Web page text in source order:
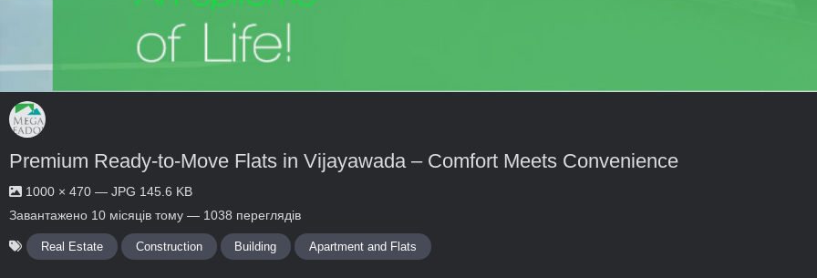
Premium Ready-to-Move Flats in Vijayawada – Comfort Meets Convenience
1000 × 470 — JPG 145.6 KB
Завантажено 10 місяців тому — 1038 переглядів
Real Estate Construction Building Apartment and Flats